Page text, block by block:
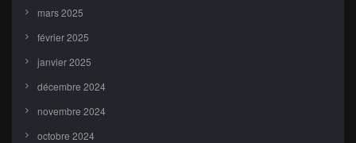
mars 2025
février 2025
janvier 2025
décembre 2024
novembre 2024
octobre 2024